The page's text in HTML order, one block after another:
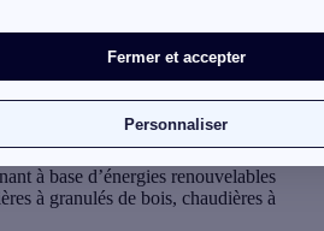
Fermer et accepter
Personnaliser
et notamment ceux aux moyens
à améliorer la performance
Pour ce faire elle met à leur
d’aides disponibles entre
de
chaudières à haute performance
chaudière basse
à base d’énergies renouvelables
à granulés de bois, chaudières à